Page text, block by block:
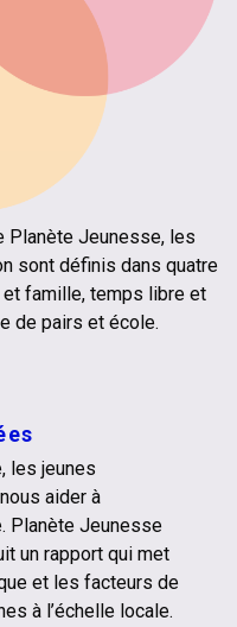
Planète Jeunesse, les
sont définis dans quatre
et famille, temps libre et
de pairs et école.
les jeunes
aider à
Planète Jeunesse
un rapport qui met
et les facteurs de
à l’échelle locale.